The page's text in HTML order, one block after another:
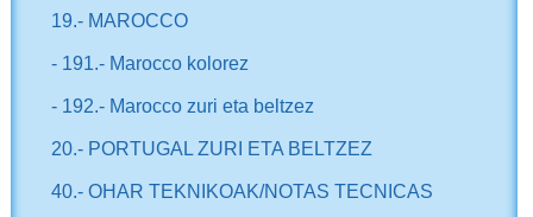
19.- MAROCCO
- 191.- Marocco kolorez
- 192.- Marocco zuri eta beltzez
20.- PORTUGAL ZURI ETA BELTZEZ
40.- OHAR TEKNIKOAK/NOTAS TECNICAS